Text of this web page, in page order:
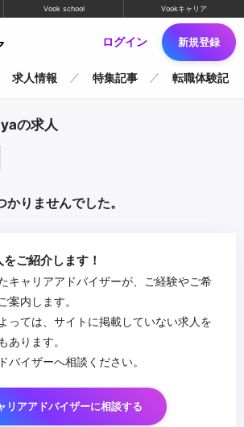
Vook school Vookキャリア
ログイン 新規登録
求人情報 特集記事 転職体験記
の求人
りませんでした。
ご紹介します！
キャリアアドバイザーが、ご経験やご希
案内します。
っては、サイトに掲載していない求人を
あります。
バイザーへ相談ください。
リアアドバイザーに相談する